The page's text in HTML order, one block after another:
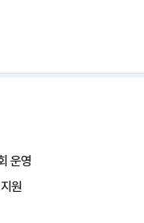
운영
원